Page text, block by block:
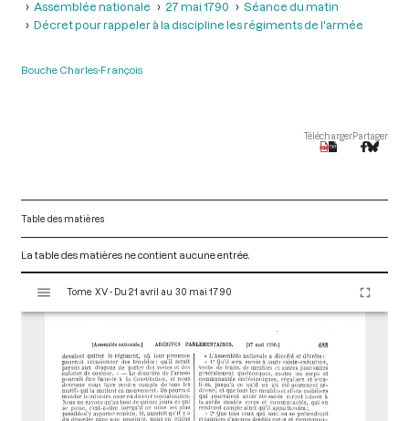
Assemblée nationale
27 mai 1790
Séance du matin
Décret pour rappeler à la discipline les régiments de l'armée
Bouche Charles-François
TéléchargerPartager
Table des matières
La table des matières ne contient aucune entrée.
s
Tome XV - Du 21 avril au 30 mai 1790